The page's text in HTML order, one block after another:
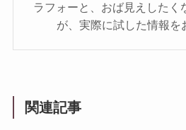
ラフォーと、おば見えしたく
が、実際に試した情報を
関連記事